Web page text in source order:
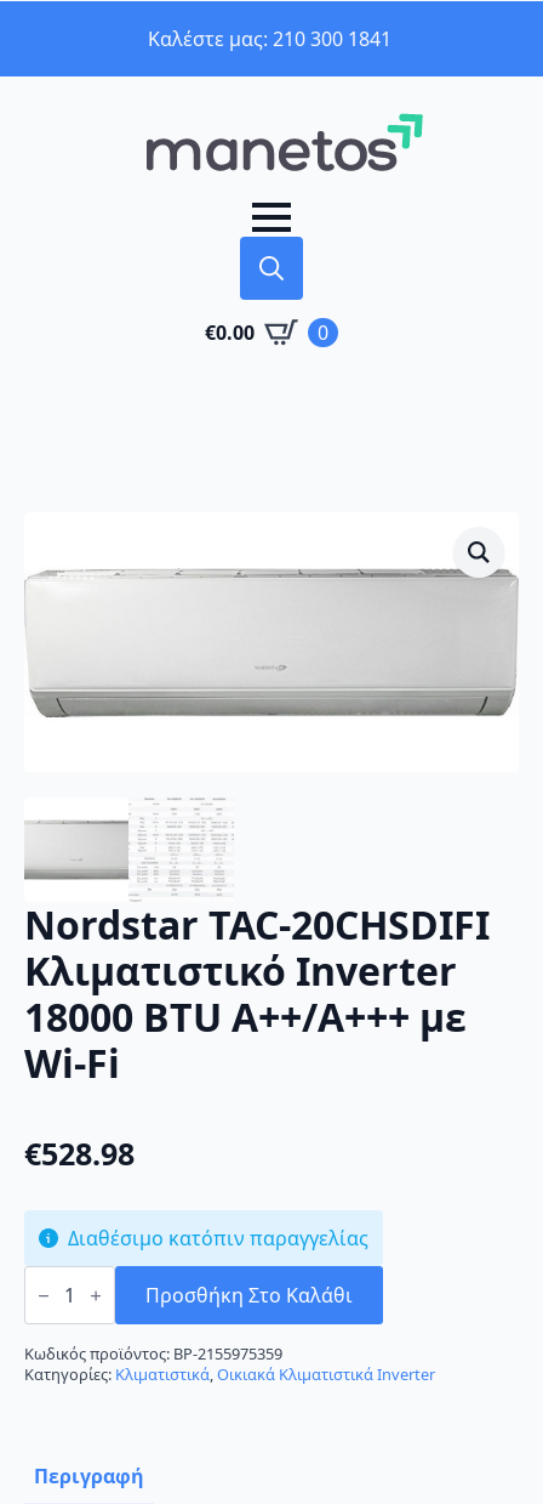
Καλέστε μας: 210 300 1841
for:
€0.00 0
Nordstar TAC-20CHSDIFI
Κλιματιστικό Inverter
18000 BTU A++/A+++ με
Wi-Fi
€528.98
Διαθέσιμο κατόπιν παραγγελίας
Nordstar
TAC-
Κλιματιστικό
Inverter
18000
BTU
Fi
ποσότητα
Προσθήκη Στο Καλάθι
Κωδικός προϊόντος: BP-2155975359
Κατηγορίες: Κλιματιστικά,Οικιακά Κλιματιστικά Inverter
Περιγραφή